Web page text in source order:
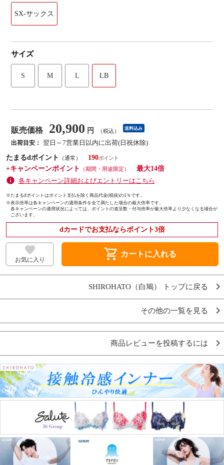
SX-サックス
サイズ
S M L LB
販売価格 20,900 円 （税込） 送料込み
出荷目安： 翌日～7営業日以内に出荷(日祝休除)
たまるdポイント
（通常）
190
+キャンペーンポイント
（期間・用途限定）
最大14倍
各キャンペーン詳細およびエントリーはこちら
※たまるdポイントはポイント支払を除く商品代金(税抜)の1％です。
※表示倍率は各キャンペーンの適用条件を全て満たした場合の最大倍率です。
各キャンペーンの適用状況によっては、ポイントの進呈数・付与倍率が最大倍率より少なくなる場合が
ございます。
dカードでお支払ならポイント3倍
お気に入り shopping_cart カートに入れる
SHIROHATO（白鳩） トップに戻る
その他の一覧を見る
商品レビューを投稿するには